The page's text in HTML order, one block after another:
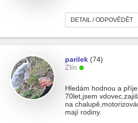
DETAIL / ODPOVĚDĚT
parilek (74)
Zlín
Hledám hodnou a
70let,jsem
na
mají rodiny.